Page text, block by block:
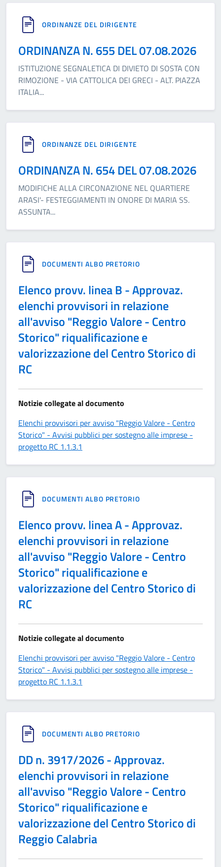
ORDINANZE DEL DIRIGENTE
ORDINANZA N. 655 DEL 07.08.2026
ISTITUZIONE SEGNALETICA DI DIVIETO DI SOSTA CON
RIMOZIONE - VIA CATTOLICA DEI GRECI - ALT. PIAZZA
ITALIA...
ORDINANZE DEL DIRIGENTE
ORDINANZA N. 654 DEL 07.08.2026
MODIFICHE ALLA CIRCONAZIONE NEL QUARTIERE
ARASI'- FESTEGGIAMENTI IN ONORE DI MARIA SS.
ASSUNTA...
DOCUMENTI ALBO PRETORIO
Elenco provv. linea B - Approvaz.
elenchi provvisori in relazione
all'avviso "Reggio Valore - Centro
Storico" riqualificazione e
valorizzazione del Centro Storico di
RC
Notizie collegate al documento
Elenchi provvisori per avviso "Reggio Valore - Centro
Storico" - Avvisi pubblici per sostegno alle imprese -
progetto RC 1.1.3.1
DOCUMENTI ALBO PRETORIO
Elenco provv. linea A - Approvaz.
elenchi provvisori in relazione
all'avviso "Reggio Valore - Centro
Storico" riqualificazione e
valorizzazione del Centro Storico di
RC
Notizie collegate al documento
Elenchi provvisori per avviso "Reggio Valore - Centro
Storico" - Avvisi pubblici per sostegno alle imprese -
progetto RC 1.1.3.1
DOCUMENTI ALBO PRETORIO
DD n. 3917/2026 - Approvaz.
elenchi provvisori in relazione
all'avviso "Reggio Valore - Centro
Storico" riqualificazione e
valorizzazione del Centro Storico di
Reggio Calabria